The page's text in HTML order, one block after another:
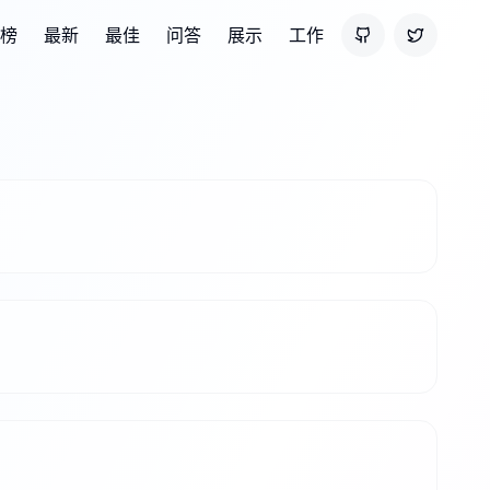
最新 最佳 问答 展示 工作
GitHubTwitter